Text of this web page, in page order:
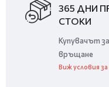
365 ДНИ
СТОКИ
Купувачът
връщане
Виж условия